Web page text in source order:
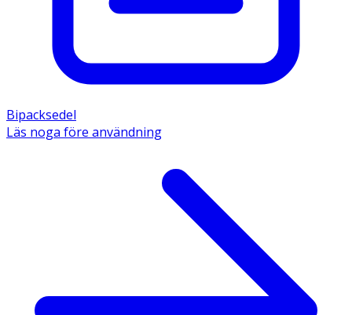
Bipacksedel
Läs noga före användning